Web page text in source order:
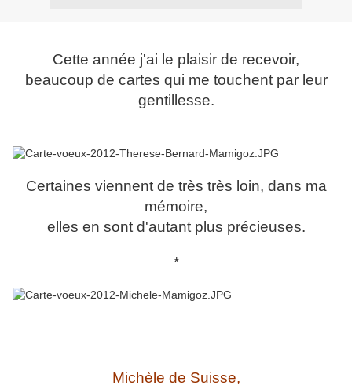
Cette année j'ai le plaisir de recevoir,
beaucoup de cartes qui me touchent par leur
gentillesse.
Certaines viennent de très très loin, dans ma
mémoire,
elles en sont d'autant plus précieuses.
*
Michèle de Suisse,